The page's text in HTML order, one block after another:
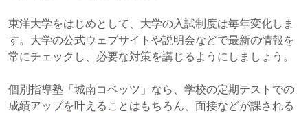
東洋大学をはじめとして、大学の入試制度は毎年変化しま
す。大学の公式ウェブサイトや説明会などで最新の情報を
常にチェックし、必要な対策を講じるようにしましょう。
個別指導塾「城南コベッツ」なら、学校の定期テストでの
成績アップを叶えることはもちろん、面接などが課される